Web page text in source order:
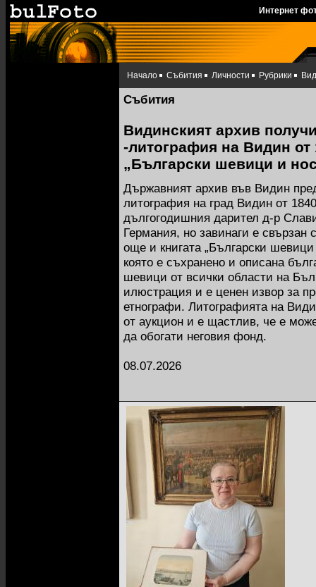
Интернет
Начало Събития Личности Рубрики
Събития
Видинският архив
-литография на Видин от
„Български шевици и
Държавният архив във Видин
литография на град Видин от
дългогодишния дарител д-р
Германия, но завинаги е
още и книгата „Български
която е съхранено и описана
шевици от всички области на
илюстрация и е ценен извор за
етнографи. Литографията на
от аукцион и е щастлив, че е
да обогати неговия фонд.
08.07.2026